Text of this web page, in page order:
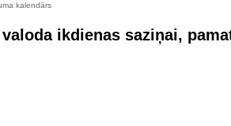
kalendārs
ikdienas saziņai,